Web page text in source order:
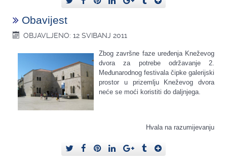
Obavijest
OBJAVLJENO: 12 SVIBANJ 2011
Zbog završne faze uređenja Kneževog
dvora za potrebe održavanje 2.
Međunarodnog festivala čipke galerijski
prostor u prizemlju Kneževog dvora
neće se moći koristiti do daljnjega.
Hvala na razumijevanju